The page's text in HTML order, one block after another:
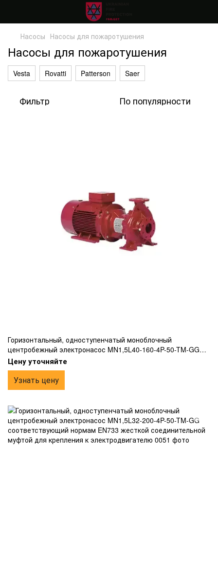
Насосы Насосы для пожаротушения
Насосы для пожаротушения
Vesta Rovatti Patterson Saer
Фильтр По популярности
Горизонтальный, одноступенчатый моноблочный
центробежный электронасос MN1,5L40-160-4P-50-TM-GG
соответствующий нормам EN733 жесткой соединительной
муфтой для крепления к электродвигателю
Цену уточняйте
Узнать цену